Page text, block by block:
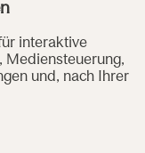
interaktive
Mediensteuerung,
und, nach Ihrer